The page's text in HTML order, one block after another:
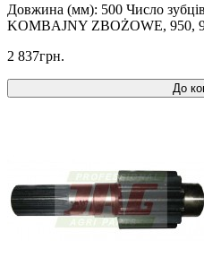
Довжина (мм): 500 Число
KOMBAJNY ZBOŻOWE, 950,
2 837грн.
До